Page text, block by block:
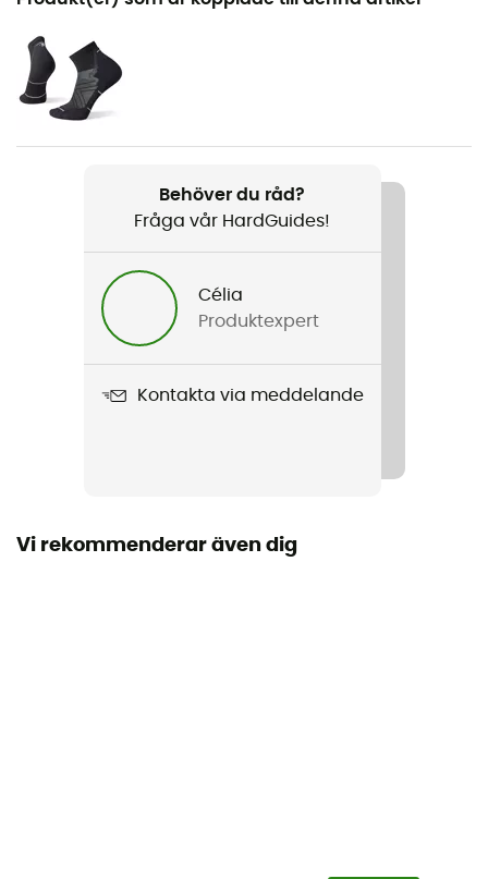
Kön
Herr
Produktnamn
Termiskt skydd
Behöver du råd?
Fråga vår HardGuides!
Célia
Produktexpert
Kontakta via meddelande
Vi rekommenderar även dig